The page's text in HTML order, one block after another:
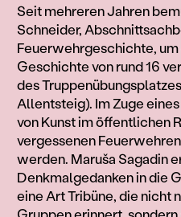
Information
Seit mehreren Jahren
Schneider,
Feuerwehrgeschichte,
Geschichte von rund 16
des
Allentsteig). Im Zuge
von Kunst im öffentlichen
vergessenen
werden. Maruša Sagadin
Denkmalgedanken in die
eine Art Tribüne, die nicht